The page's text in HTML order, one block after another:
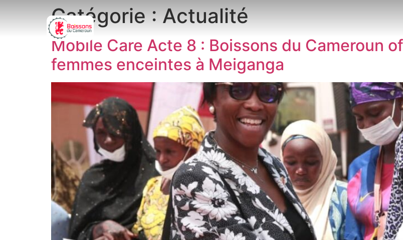
Catégorie :Actualité
Mobile Care Acte 8 : Boissons du Cameroun
femmes enceintes à Meiganga